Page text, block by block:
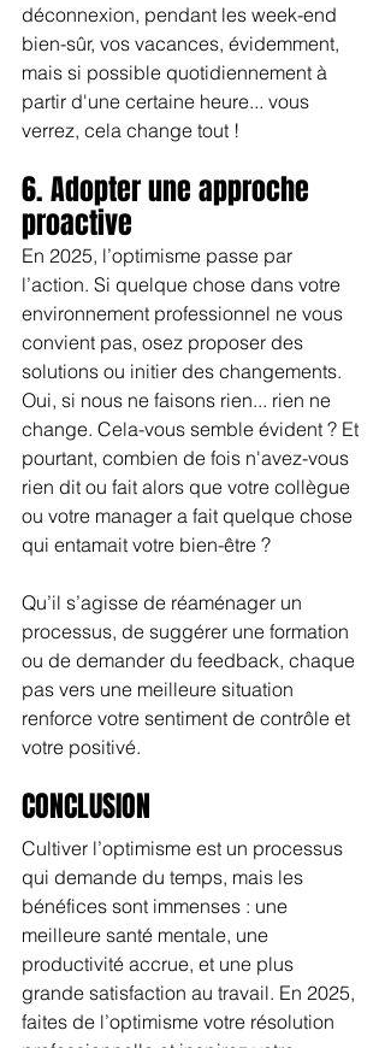
déconnexion, pendant les week-end
bien-sûr, vos vacances, évidemment,
mais si possible quotidiennement à
partir d'une certaine heure... vous
verrez, cela change tout !
6. Adopter une approche
proactive
En 2025, l’optimisme passe par
l’action. Si quelque chose dans votre
environnement professionnel ne vous
convient pas, osez proposer des
solutions ou initier des changements.
Oui, si nous ne faisons rien... rien ne
change. Cela-vous semble évident ? Et
pourtant, combien de fois n'avez-vous
rien dit ou fait alors que votre collègue
ou votre manager a fait quelque chose
qui entamait votre bien-être ?
Qu’il s’agisse de réaménager un
processus, de suggérer une formation
ou de demander du feedback, chaque
pas vers une meilleure situation
renforce votre sentiment de contrôle et
votre positivé.
CONCLUSION
Cultiver l’optimisme est un processus
qui demande du temps, mais les
bénéfices sont immenses : une
meilleure santé mentale, une
productivité accrue, et une plus
grande satisfaction au travail. En 2025,
faites de l’optimisme votre résolution